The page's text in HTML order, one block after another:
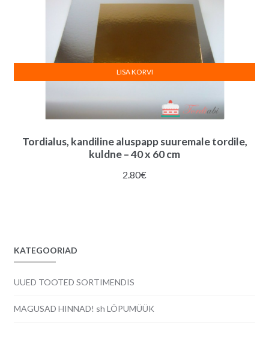
Tordialus, kandiline aluspapp suuremale tordile,
kuldne – 40 x 60 cm
2.80€
LISA KORVI
KATEGOORIAD
UUED TOOTED SORTIMENDIS
MAGUSAD HINNAD! sh LÕPUMÜÜK